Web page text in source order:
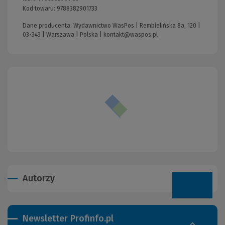
Kod towaru: 9788382901733
Dane producenta: Wydawnictwo WasPos | Rembielińska 8a, 120 |
03-343 | Warszawa | Polska |
kontakt@waspos.pl
Autorzy
Newsletter Profinfo.pl